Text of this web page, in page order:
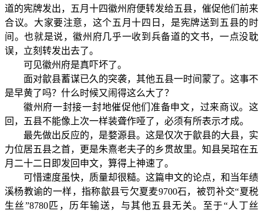
道的宪牌发出，五月十四徽州府便转发给五县，催促他们前来
合议。大家要注意，这个五月十四日，是宪牌送到五县的时
间。也就是说，徽州府几乎一收到兵备道的文书，一点没耽
误，立刻转发出去了。
可见徽州府是真吓坏了。
面对歙县蓄谋已久的突袭，其他五县一时间蒙了。这事不
是早黄了吗？什么时候又闹得这么大了？
徽州府一封接一封地催促他们准备申文，过来商议。这
回，五县不能像上次一样装聋作哑了，必须有所表示才成。
最先做出反应的，是婺源县。这是仅次于歙县的大县，实
力位居五县之首，更是朱熹老夫子的乡贯故里。知县吴琯在五
月二十二日即发回申文，算得上神速了。
可惜速度虽快，质量却很糙。这篇申文的论点，和当年绩
溪杨教谕的一样，指称歙县亏欠夏麦9700石，被罚补交“夏税
生丝”8780匹，历年输送，与其他五县无关。至于“人丁丝